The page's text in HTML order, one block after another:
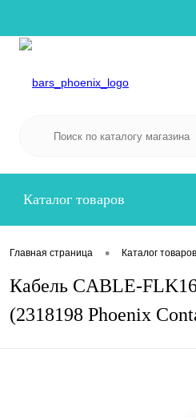
Каталог товаров
Главная страница • Каталог товаров
Кабель CABLE-
(2318198 Phoenix